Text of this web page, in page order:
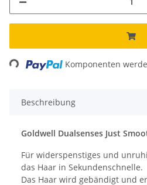
Komponenten
Beschreibung
Goldwell Dualsenses Just
Für widerspenstiges und
das Haar in Sekundenschnelle.
Das Haar wird gebändigt und